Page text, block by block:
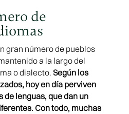
de
gran número de pueblos
a la largo del
o dialecto. Según los
hoy en día perviven
de lenguas, que dan un
Con todo, muchas